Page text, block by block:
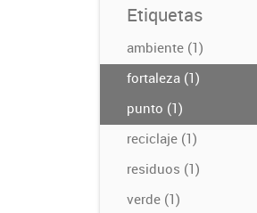
Etiquetas
ambiente (1)
fortaleza (1)
punto (1)
reciclaje (1)
residuos (1)
verde (1)